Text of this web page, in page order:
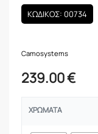
ΚΩΔΙΚΟΣ: 00734
Camosystems
239.00€
ΧΡΏΜΑΤΑ